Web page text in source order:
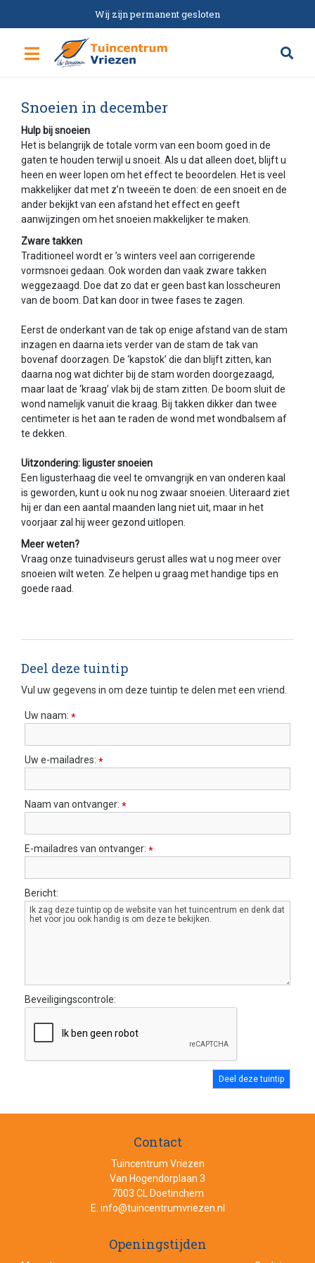
Wij zijn permanent gesloten
Snoeien in december
Hulp bij snoeien
Het is belangrijk de totale vorm van een boom goed in de
gaten te houden terwijl u snoeit. Als u dat alleen doet, blijft u
heen en weer lopen om het effect te beoordelen. Het is veel
makkelijker dat met z’n tweeën te doen: de een snoeit en de
ander bekijkt van een afstand het effect en geeft
aanwijzingen om het snoeien makkelijker te maken.
Zware takken
Traditioneel wordt er ’s winters veel aan corrigerende
vormsnoei gedaan. Ook worden dan vaak zware takken
weggezaagd. Doe dat zo dat er geen bast kan losscheuren
van de boom. Dat kan door in twee fases te zagen.
Eerst de onderkant van de tak op enige afstand van de stam
inzagen en daarna iets verder van de stam de tak van
bovenaf doorzagen. De ‘kapstok’ die dan blijft zitten, kan
daarna nog wat dichter bij de stam worden doorgezaagd,
maar laat de ‘kraag’ vlak bij de stam zitten. De boom sluit de
wond namelijk vanuit die kraag. Bij takken dikker dan twee
centimeter is het aan te raden de wond met wondbalsem af
te dekken.
Uitzondering: liguster snoeien
Een ligusterhaag die veel te omvangrijk en van onderen kaal
is geworden, kunt u ook nu nog zwaar snoeien. Uiteraard ziet
hij er dan een aantal maanden lang niet uit, maar in het
voorjaar zal hij weer gezond uitlopen.
Meer weten?
Vraag onze tuinadviseurs gerust alles wat u nog meer over
snoeien wilt weten. Ze helpen u graag met handige tips en
goede raad.
Deel deze tuintip
Vul uw gegevens in om deze tuintip te delen met een vriend.
Uw naam: *
Uw e-mailadres: *
Naam van ontvanger: *
E-mailadres van ontvanger: *
Bericht:
Beveiligingscontrole:
Contact
Tuincentrum Vriezen
Van Hogendorplaan 3
7003 CL Doetinchem
E. info@tuincentrumvriezen.nl
Openingstijden